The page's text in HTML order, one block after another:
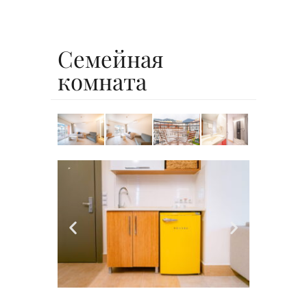
Семейная
комната